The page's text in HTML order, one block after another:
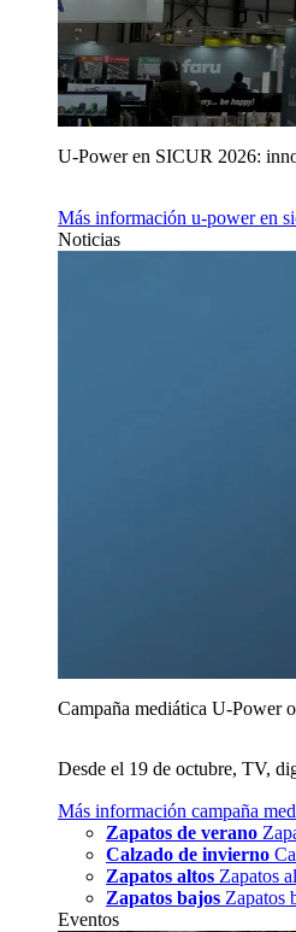
U‑Power en SICUR 2026:
Más información u‑power en
Noticias
Campaña mediática U‑Power
Desde el 19 de octubre, TV,
Más información campaña
Zapatos de verano
Calzado de invierno
Zapatos altos Zapatos
Zapatos bajos Zapatos
Eventos